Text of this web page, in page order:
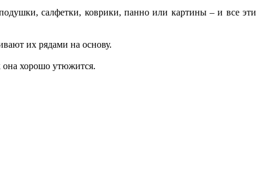
салфетки, коврики, панно или картины – и все эти
их рядами на основу.
она хорошо утюжится.